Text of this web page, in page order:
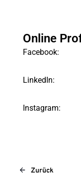
Online
Facebook:
LinkedIn:
Instagram:
Zurück